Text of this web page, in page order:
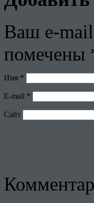
Ваш e-mail
помечены
Имя *
E-mail *
Сайт